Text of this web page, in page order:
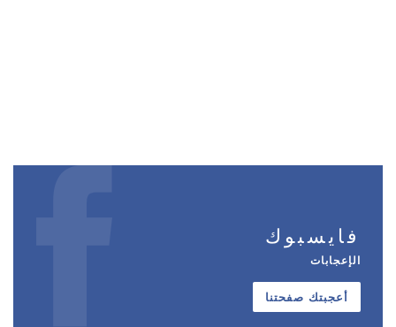
فايسبوك
الإعجابات
أعجبتك صفحتنا